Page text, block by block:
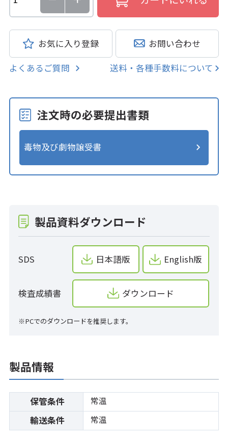
お気に入り登録 お問い合わせ
よくあるご質問 送料・各種手数料について
注文時の必要提出書類
毒物及び劇物譲受書
製品資料ダウンロード
SDS 日本語版 English版
検査成績書 ダウンロード
※PCでのダウンロードを推奨します。
製品情報
保管条件 常温
輸送条件 常温